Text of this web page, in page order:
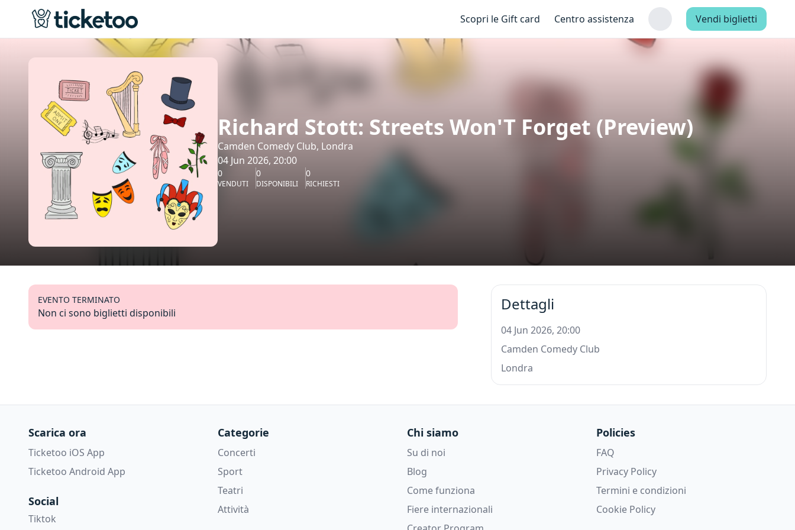
Scopri le Gift card Centro assistenza Vendi biglietti
Richard Stott: Streets Won'T Forget (Preview)
Camden Comedy Club, Londra
04 Jun 2026, 20:00
0
VENDUTI
0
DISPONIBILI
0
RICHIESTI
EVENTO TERMINATO
Non ci sono biglietti disponibili Dettagli
04 Jun 2026, 20:00
Camden Comedy Club
Londra
Scarica ora
Ticketoo iOS App
Ticketoo Android App
Social
Tiktok
Categorie
Concerti
Sport
Teatri
Attività
Chi siamo
Su di noi
Blog
Come funziona
Fiere internazionali
Policies
FAQ
Privacy Policy
Termini e condizioni
Cookie Policy